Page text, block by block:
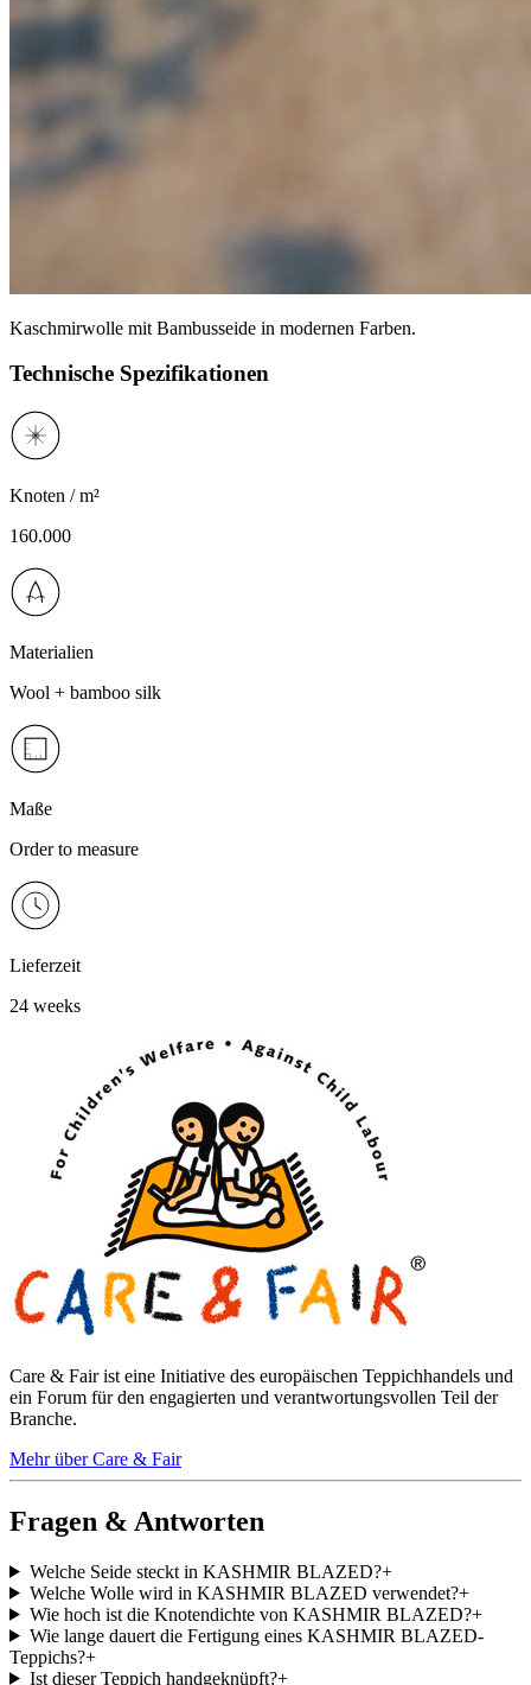
Kaschmirwolle mit Bambusseide in modernen Farben.
Technische Spezifikationen
Knoten / m²
160.000
Materialien
Wool + bamboo silk
Maße
Order to measure
Lieferzeit
24 weeks
Care & Fair ist eine Initiative des europäischen Teppichhandels und
ein Forum für den engagierten und verantwortungsvollen Teil der
Branche.
Mehr über Care & Fair
Fragen & Antworten
Welche Seide steckt in KASHMIR BLAZED?+
Welche Wolle wird in KASHMIR BLAZED verwendet?+
Wie hoch ist die Knotendichte von KASHMIR BLAZED?+
Wie lange dauert die Fertigung eines KASHMIR BLAZED-
Teppichs?+
Ist dieser Teppich handgeknüpft?+